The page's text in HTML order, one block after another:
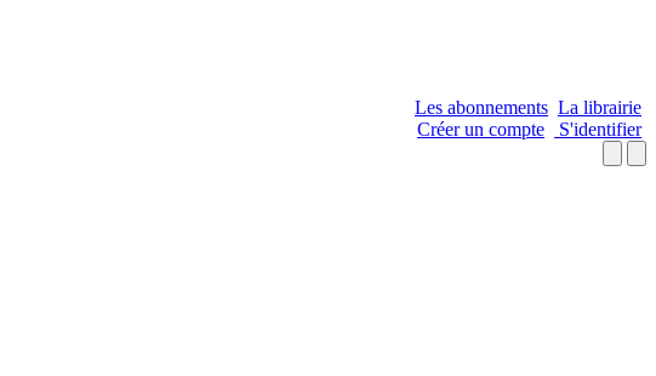
Les abonnements La librairie
Créer un compte
S'identifier